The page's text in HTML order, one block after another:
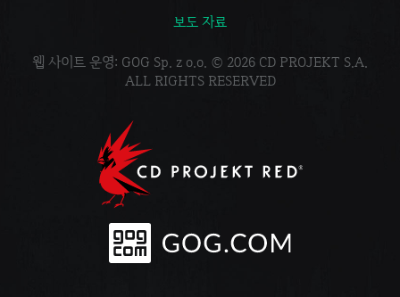
보도 자료
웹 사이트 운영: GOG Sp. z o.o. © 2026 CD PROJEKT S.A.
ALL RIGHTS RESERVED